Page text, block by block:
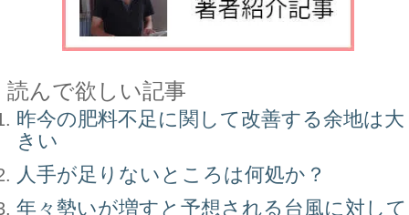
読んで欲しい記事
昨今の肥料不足に関して改善する余地は大
きい
人手が足りないところは何処か？
年々勢いが増すと予想される台風に対して